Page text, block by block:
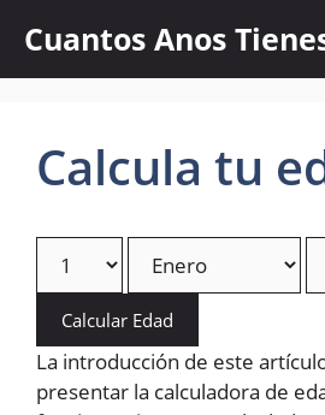
content
Cuantos Anos
Calcula tu
Calcular Edad
La introducción de este
presentar la calculadora de